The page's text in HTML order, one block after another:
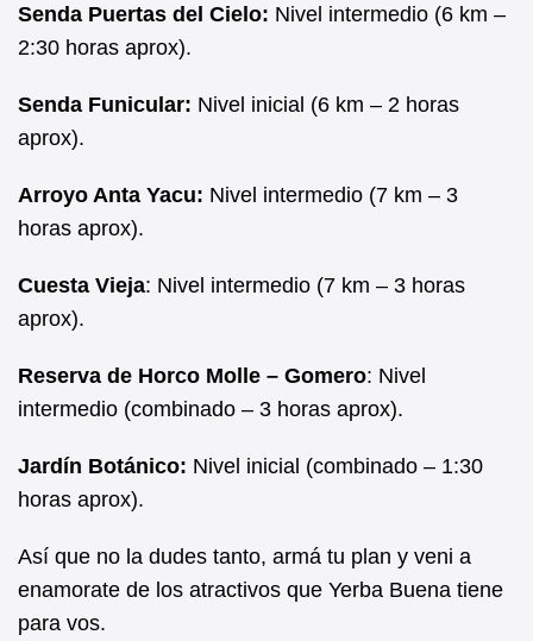
Senda Puertas del Cielo: Nivel intermedio (6 km –
2:30 horas aprox).
Senda Funicular: Nivel inicial (6 km – 2 horas
aprox).
Arroyo Anta Yacu: Nivel intermedio (7 km – 3
horas aprox).
Cuesta Vieja: Nivel intermedio (7 km – 3 horas
aprox).
Reserva de Horco Molle – Gomero: Nivel
intermedio (combinado – 3 horas aprox).
Jardín Botánico: Nivel inicial (combinado – 1:30
horas aprox).
Así que no la dudes tanto, armá tu plan y veni a
enamorate de los atractivos que Yerba Buena tiene
para vos.